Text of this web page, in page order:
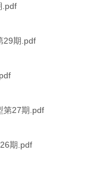
.pdf
29期.pdf
第27期.pdf
期.pdf